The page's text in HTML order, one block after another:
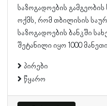
საზოგადოების
ოქმს, რომ თბილისის
საზოგადოების ბანკში
შეტანილი იყო 1000
პირები
წყარო